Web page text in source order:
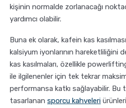
kişinin normalde zorlanacağı
yardımcı olabilir.
Buna ek olarak, kafein kas
kalsiyum iyonlarının hareketliliğini
kas kasılmaları, özellikle
ile ilgilenenler için tek tekrar
performansa katkı sağlayabilir. Bu
tasarlanan sporcu kahveleri